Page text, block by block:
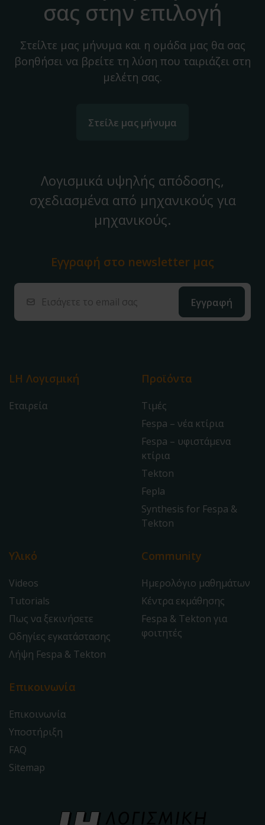
σας στην επιλογή
Στείλτε μας μήνυμα και η ομάδα μας θα σας
βοηθήσει να βρείτε τη λύση που ταιριάζει στη
μελέτη σας.
Στείλε μας μήνυμα
Λογισμικά υψηλής απόδοσης,
σχεδιασμένα από μηχανικούς για
μηχανικούς.
LH Λογισμική
Εταιρεία
Προϊόντα
Τιμές
Fespa – νέα κτίρια
Fespa – υφιστάμενα
κτίρια
Tekton
Fepla
Synthesis for Fespa &
Tekton
Υλικό
Videos
Tutorials
Πως να ξεκινήσετε
Οδηγίες εγκατάστασης
Λήψη Fespa & Tekton
Community
Ημερολόγιο μαθημάτων
Κέντρα εκμάθησης
Fespa & Tekton για
φοιτητές
Επικοινωνία
Επικοινωνία
Υποστήριξη
FAQ
Sitemap
Εγγραφή στο newsletter μας